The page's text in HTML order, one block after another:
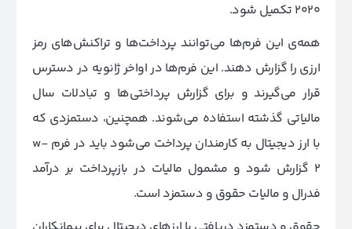
2020 تکمیل شود.
همه‌ی ‌‌این فرم‌ها ‌می‌توانند پرداخت‌ها و تراکنش‌های رمز
ارزی را گزارش دهند. این فرم‌ها در اواخر ژانویه در دسترس
قرار می‌گیرند و برای گزارش پرداختی‌ها و تبادلات سال
مالیاتی گذشته استفاده می‌شوند. همچنین، دستمزدی که
با ارز دیجیتال به کارمندان پرداخت می‌شود باید در فرم w-
2 گزارش شود و مشمول مالیات در بازپرداخت بر درآمد
فدرال و مالیات حقوق و دستمزد است.